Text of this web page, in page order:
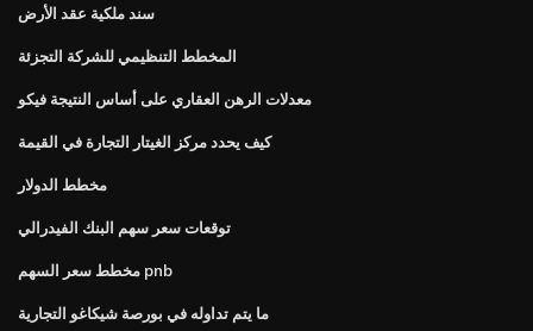
سند ملكية عقد الأرض
المخطط التنظيمي للشركة التجزئة
معدلات الرهن العقاري على أساس النتيجة فيكو
كيف يحدد مركز الغيتار التجارة في القيمة
مخطط الدولار
توقعات سعر سهم البنك الفيدرالي
مخطط سعر السهم pnb
ما يتم تداوله في بورصة شيكاغو التجارية